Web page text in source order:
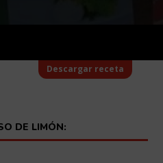
Descargar receta
DE LIMÓN: